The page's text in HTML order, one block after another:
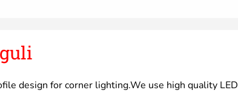
design for corner lighting.We use high quality LED